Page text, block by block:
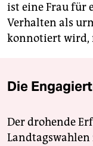
ist eine Frau für
Verhalten als
konnotiert wird,
Die
Der drohende